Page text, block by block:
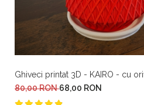
Ghiveci printat 3D - KAIRO - cu
80,00 RON68,00 RON